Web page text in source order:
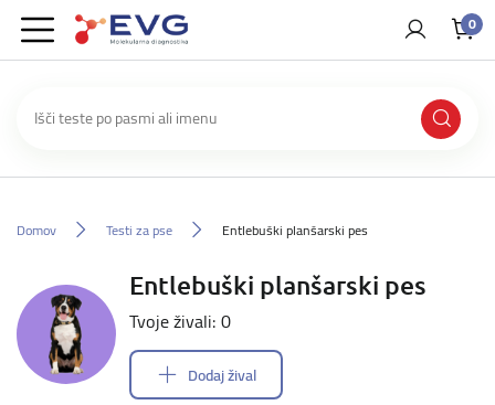
0
Domov Testi za pse Entlebuški planšarski pes
Entlebuški planšarski pes
Tvoje živali: 0
Dodaj žival